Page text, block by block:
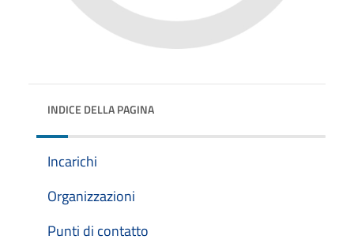
INDICE DELLA PAGINA
Incarichi
Organizzazioni
Punti di contatto